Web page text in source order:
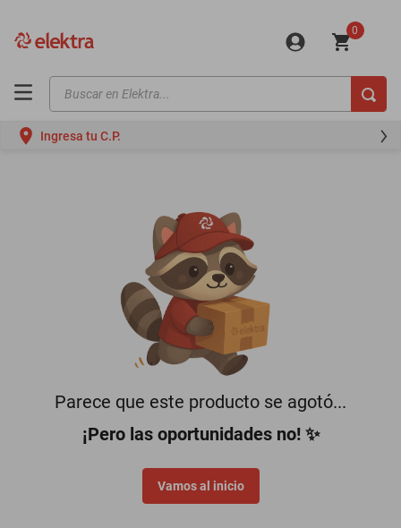
0
Buscar en Elektra...
Ingresa tu C.P.
Parece que este producto se agotó...
¡Pero las oportunidades no! ✨
Vamos al inicio
motos
oppo
motoneta